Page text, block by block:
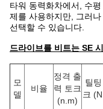
타워 동력화차에서, 수
제를 사용하지만, 그러
선택할 수 있습니다.
드라이브를 비트는 SE
모
델
비율
정격 출
력 토크
(n.m)
틸팅
크